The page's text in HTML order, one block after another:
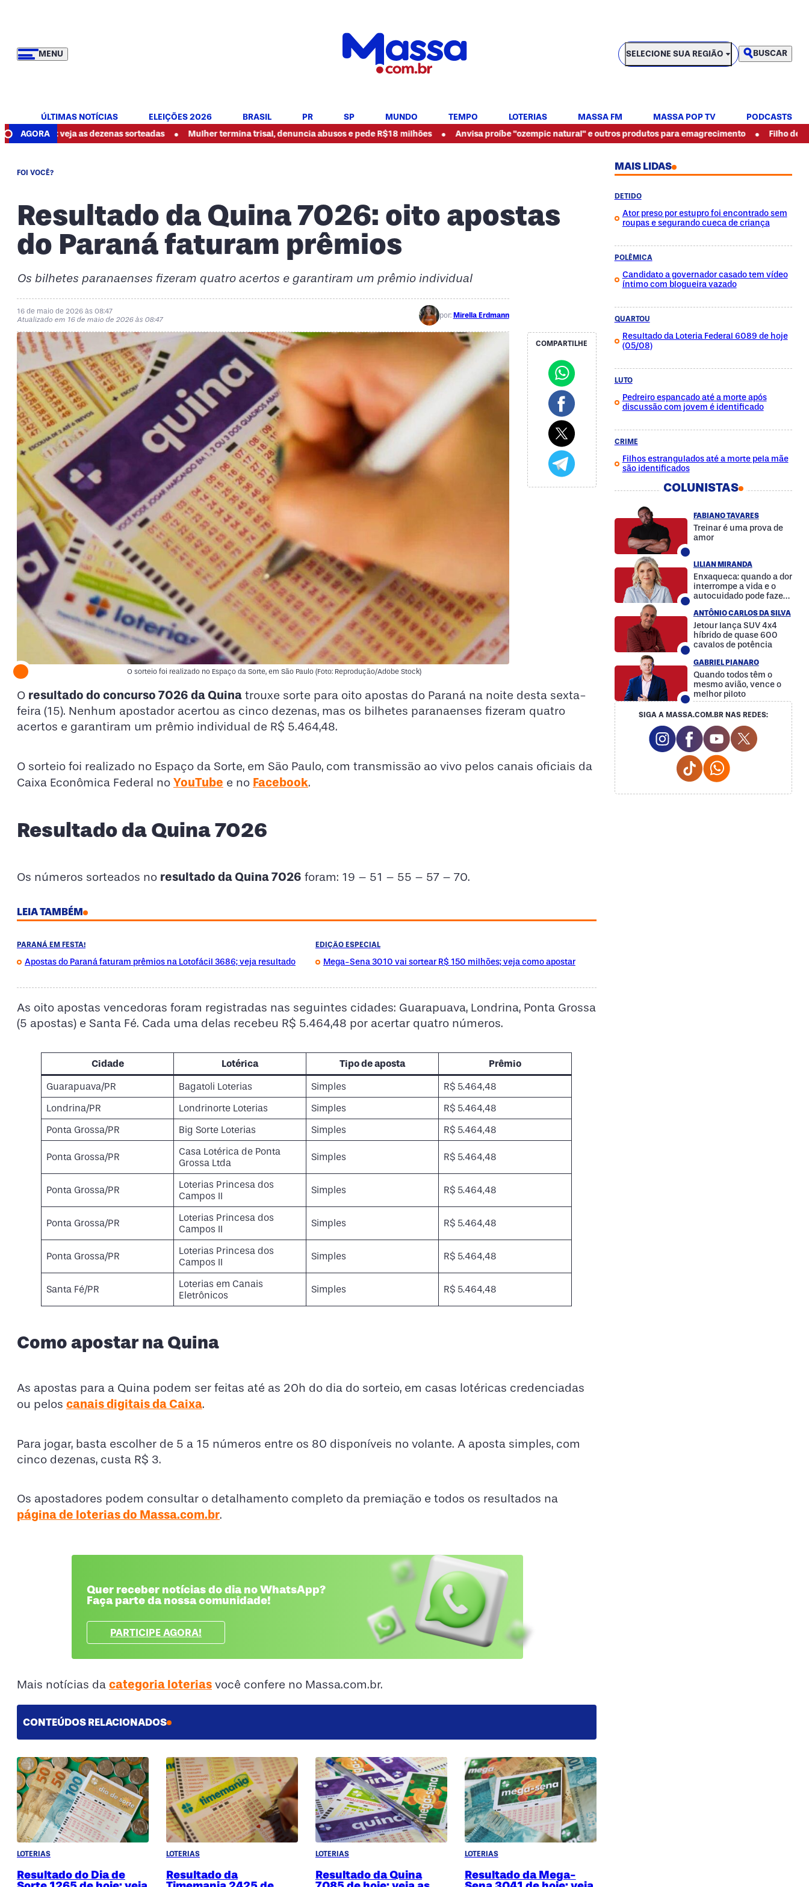
MENU
SELECIONE SUA REGIÃO
SELECIONE SUA REGIÃO BUSCAR
ÚLTIMAS NOTÍCIAS ELEIÇÕES 2026 BRASIL PR SP MUNDO TEMPO LOTERIAS MASSA FM MASSA POP TV
PODCASTS
AGORA
veja as dezenas sorteadas • Mulher termina trisal, denuncia abusos e pede R$18 milhões • Anvisa proíbe "ozempic natural" e outros produtos para emagrecimento • Filho de pintor
FOI VOCÊ?
Resultado da Quina 7026: oito apostas
do Paraná faturam prêmios
Os bilhetes paranaenses fizeram quatro acertos e garantiram um prêmio individual
16 de maio de 2026 às 08:47
Atualizado em 16 de maio de 2026 às 08:47
por: Mirella Erdmann
O sorteio foi realizado no Espaço da Sorte, em São Paulo (Foto: Reprodução/Adobe Stock)
COMPARTILHE
O resultado do concurso 7026 da Quina trouxe sorte para oito apostas do Paraná na noite desta sexta-
feira (15). Nenhum apostador acertou as cinco dezenas, mas os bilhetes paranaenses fizeram quatro
acertos e garantiram um prêmio individual de R$ 5.464,48.
O sorteio foi realizado no Espaço da Sorte, em São Paulo, com transmissão ao vivo pelos canais oficiais da
Caixa Econômica Federal no YouTube e no Facebook.
Resultado da Quina 7026
Os números sorteados no resultado da Quina 7026 foram: 19 – 51 – 55 – 57 – 70.
LEIA TAMBÉM
PARANÁ EM FESTA!
Apostas do Paraná faturam prêmios na Lotofácil 3686; veja resultado
EDIÇÃO ESPECIAL
Mega-Sena 3010 vai sortear R$ 150 milhões; veja como apostar
As oito apostas vencedoras foram registradas nas seguintes cidades: Guarapuava, Londrina, Ponta Grossa
(5 apostas) e Santa Fé. Cada uma delas recebeu R$ 5.464,48 por acertar quatro números.
Cidade Lotérica Tipo de aposta
Prêmio
Guarapuava/PR
Bagatoli Loterias Simples
R$ 5.464,48
Londrina/PR
Londrinorte Loterias Simples
R$ 5.464,48
Ponta Grossa/PR
Big Sorte Loterias Simples R$ 5.464,48
Ponta Grossa/PR
Casa Lotérica de Ponta
Grossa Ltda
Simples R$ 5.464,48
Ponta Grossa/PR
Loterias Princesa dos
Campos II
Simples R$ 5.464,48
Ponta Grossa/PR
Loterias Princesa dos
Campos II
Simples R$ 5.464,48
Ponta Grossa/PR
Loterias Princesa dos
Campos II
Simples R$ 5.464,48
Santa Fé/PR
Loterias em Canais
Eletrônicos
Simples R$ 5.464,48
Como apostar na Quina
As apostas para a Quina podem ser feitas até as 20h do dia do sorteio, em casas lotéricas credenciadas
ou pelos canais digitais da Caixa.
Para jogar, basta escolher de 5 a 15 números entre os 80 disponíveis no volante. A aposta simples, com
cinco dezenas, custa R$ 3.
Os apostadores podem consultar o detalhamento completo da premiação e todos os resultados na
página de loterias do Massa.com.br.
Quer receber notícias do dia no WhatsApp?
Faça parte da nossa comunidade!
PARTICIPE AGORA!
Mais notícias da categoria loterias você confere no Massa.com.br.
CONTEÚDOS RELACIONADOS
LOTERIAS
Resultado do Dia de
LOTERIAS
Resultado da
LOTERIAS
Resultado da Quina
LOTERIAS
Resultado da Mega-
MAIS LIDAS
DETIDO
Ator preso por estupro foi encontrado sem
roupas e segurando cueca de criança
POLÊMICA
Candidato a governador casado tem vídeo
íntimo com blogueira vazado
QUARTOU
Resultado da Loteria Federal 6089 de hoje
(05/08)
LUTO
Pedreiro espancado até a morte após
discussão com jovem é identificado
CRIME
Filhos estrangulados até a morte pela mãe
são identificados
COLUNISTAS
FABIANO TAVARES
Treinar é uma prova de
amor
LILIAN MIRANDA
Enxaqueca: quando a dor
interrompe a vida e o
autocuidado pode fazer
ANTÔNIO CARLOS DA SILVA
Jetour lança SUV 4x4
híbrido de quase 600
cavalos de potência
GABRIEL PIANARO
Quando todos têm o
mesmo avião, vence o
melhor piloto
SIGA A MASSA.COM.BR NAS REDES:
Instagram Social Media
Facebook Social Media
Youtube Social
Twitter
Tiktok Social Media
Whatsapp